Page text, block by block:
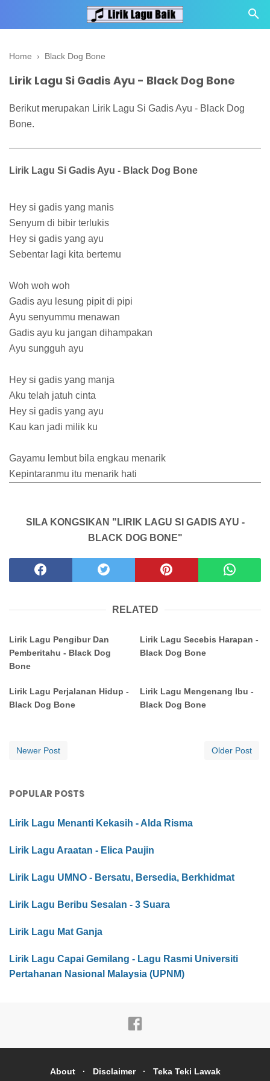
Home › Black Dog Bone
Lirik Lagu Si Gadis Ayu - Black Dog Bone
Berikut merupakan Lirik Lagu Si Gadis Ayu - Black Dog
Bone.
Lirik Lagu Si Gadis Ayu - Black Dog Bone
Hey si gadis yang manis
Senyum di bibir terlukis
Hey si gadis yang ayu
Sebentar lagi kita bertemu
Woh woh woh
Gadis ayu lesung pipit di pipi
Ayu senyummu menawan
Gadis ayu ku jangan dihampakan
Ayu sungguh ayu
Hey si gadis yang manja
Aku telah jatuh cinta
Hey si gadis yang ayu
Kau kan jadi milik ku
Gayamu lembut bila engkau menarik
Kepintaranmu itu menarik hati
SILA KONGSIKAN "LIRIK LAGU SI GADIS AYU -
BLACK DOG BONE"
RELATED
Lirik Lagu Pengibur Dan
Pemberitahu - Black Dog
Bone
Lirik Lagu Secebis Harapan -
Black Dog Bone
Lirik Lagu Perjalanan Hidup -
Black Dog Bone
Lirik Lagu Mengenang Ibu -
Black Dog Bone
Newer Post Older Post
POPULAR POSTS
Lirik Lagu Menanti Kekasih - Alda Risma
Lirik Lagu Araatan - Elica Paujin
Lirik Lagu UMNO - Bersatu, Bersedia, Berkhidmat
Lirik Lagu Beribu Sesalan - 3 Suara
Lirik Lagu Mat Ganja
Lirik Lagu Capai Gemilang - Lagu Rasmi Universiti
Pertahanan Nasional Malaysia (UPNM)
About Disclaimer Teka Teki Lawak